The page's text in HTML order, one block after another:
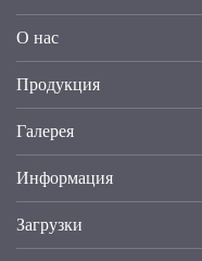
О нас
Продукция
Галерея
Информация
Загрузки